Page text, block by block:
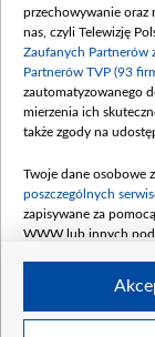
Data
Data
4
przechowywanie oraz
nas, czyli Telewizję
Zaufanych Partnerów
Partnerów TVP (93
zautomatyzowanego
mierzenia ich
także zgody na
Twoje dane osobowe
poszczególnych
zapisywane za
WWW lub innych